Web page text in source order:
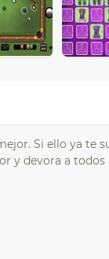
Si ello ya te
y devora a